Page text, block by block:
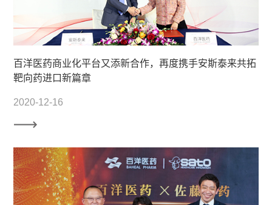
百洋医药商业化平台又添新合作，再度携手安斯泰来共拓
靶向药进口新篇章
2020-12-16